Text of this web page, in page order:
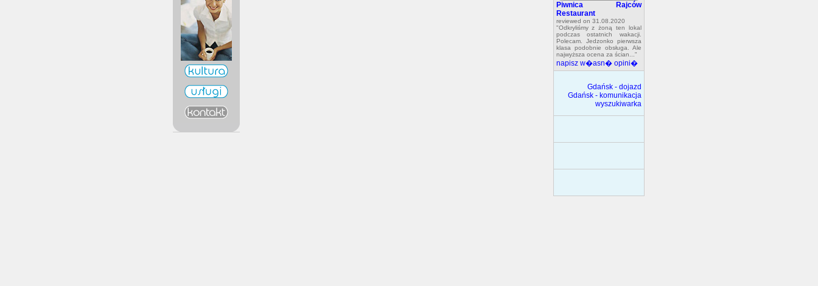
Piwnica Rajców
Restaurant
reviewed on 31.08.2020
"Odkryliśmy z żoną ten lokal
podczas ostatnich wakacji.
Polecam. Jedzonko pierwsza
klasa podobnie obsługa. Ale
najwyższa ocena za ścian..."
napisz w�asn� opini�
Gdańsk - dojazd
Gdańsk - komunikacja
wyszukiwarka